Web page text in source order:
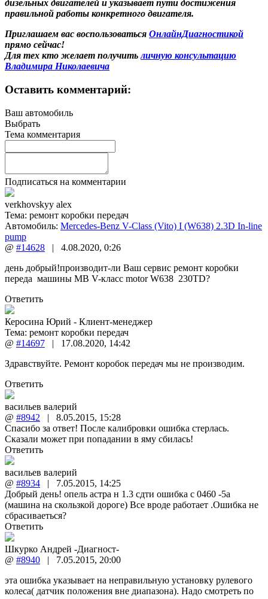
дизельных двигателей и указывает пути достижения
правильной работы конкретного двигателя.
Приглашаем вас воспользоваться ОнлайнДиагностикой
прямо сейчас!
Для тех кто желает получитьличную консультацию
Владимира Николаевича
Оставить комментарий:
Ваш автомобиль
Выбрать
Тема комментария
Подписаться на комментарии
verkhovskyy alex
Тема: ремонт коробки передач
Автомобиль: Mercedes-Benz V-Class (Vito) I (W638) 2.3D In-line
pump
@ #14628 | 4.08.2020, 0:26
день добрый!производит-ли Ваш сервис ремонт коробки
переда машины MB V-класс motor W638 230TD?
Ответить
Керосина Юрий - Клиент-менеджер
Тема: ремонт коробки передач
@ #14697 | 17.08.2020, 14:42
Здравствуйте. Ремонт коробок передач мы не производим.
Ответить
васильев валерий
@ #8942 | 8.05.2015, 15:28
Спасибо за ответ! После калибровки ошибка стерлась.
Сказали может при попадании в яму сбилась!
Ответить
васильев валерий
@ #8934 | 7.05.2015, 14:25
Добрый день! опель астра н 1.3 сдти ошибка с 0460 -5а
(машина на скользкой дороге) Все вроде работает .Ошибка не
сбрасиваеться?
Ответить
Шкурко Андрей -Диагност-
@ #8940 | 7.05.2015, 20:00
эта ошибка указывает на неправильную установку рулевого
колеса( датчик положения вне диапазона). Надо смотреть по